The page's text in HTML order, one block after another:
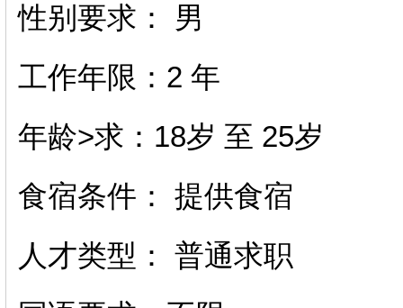
性别要求： 男
工作年限：2 年
年龄>求：18岁 至 25岁
食宿条件： 提供食宿
人才类型： 普通求职